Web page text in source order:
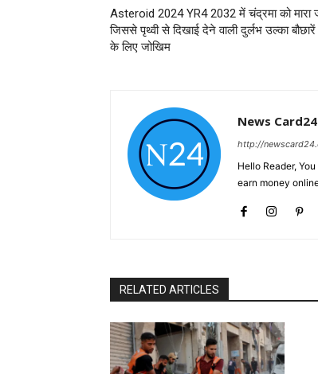
Asteroid 2024 YR4 2032 में चंद्रमा को मारा
जिससे पृथ्वी से दिखाई देने वाली दुर्लभ उल्का
के लिए जोखिम
News Card24
http://
Hello Reader,
earn money
RELATED ARTICLES